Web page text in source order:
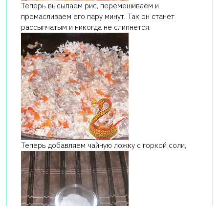
Теперь высыпаем рис, перемешиваем и
промасливаем его пару минут. Так он станет
рассыпчатым и никогда не слипнется.
Теперь добавляем чайную ложку с горкой соли,